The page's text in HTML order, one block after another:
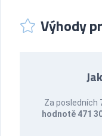
Výhody
Za posledních
hodnotě 471